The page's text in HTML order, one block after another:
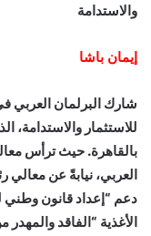
والاستدامة
إيمان باشا
شارك البرلمان العربي
للاستثمار والاستدامة،
بالقاهرة. حيث ترأس
العربي، نيابةً عن معالي
دعم “إعداد قانون
الأغذية “الفاقد